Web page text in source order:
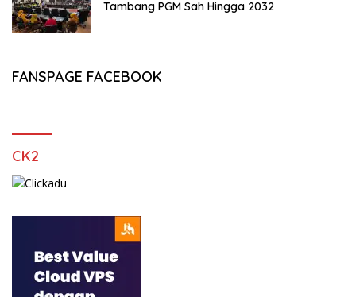
Tambang PGM Sah Hingga 2032
FANSPAGE FACEBOOK
CK2